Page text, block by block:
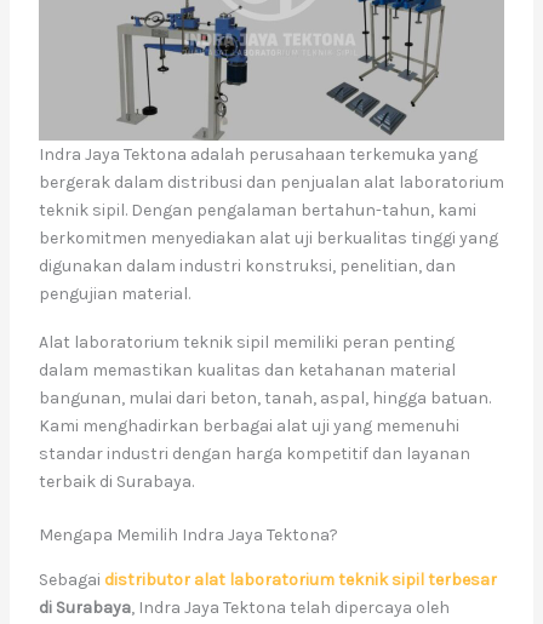
Indra Jaya Tektona adalah perusahaan terkemuka yang
bergerak dalam distribusi dan penjualan alat laboratorium
teknik sipil. Dengan pengalaman bertahun-tahun, kami
berkomitmen menyediakan alat uji berkualitas tinggi yang
digunakan dalam industri konstruksi, penelitian, dan
pengujian material.
Alat laboratorium teknik sipil memiliki peran penting
dalam memastikan kualitas dan ketahanan material
bangunan, mulai dari beton, tanah, aspal, hingga batuan.
Kami menghadirkan berbagai alat uji yang memenuhi
standar industri dengan harga kompetitif dan layanan
terbaik di Surabaya.
Mengapa Memilih Indra Jaya Tektona?
Sebagai distributor alat laboratorium teknik sipil terbesar
di Surabaya, Indra Jaya Tektona telah dipercaya oleh